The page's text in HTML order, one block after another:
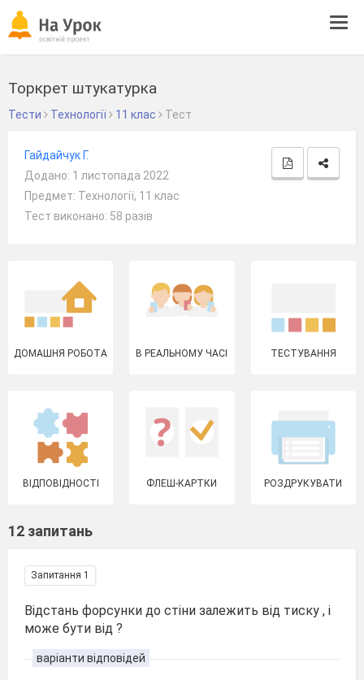
Торкрет штукатурка
Тести Технології 11 клас Тест
Гайдайчук Г.
Додано: 1 листопада 2022
Предмет: Технології, 11 клас
Тест виконано: 58 разів
ДОМАШНЯ РОБОТА В РЕАЛЬНОМУ ЧАСІ ТЕСТУВАННЯ
ВІДПОВІДНОСТІ ФЛЕШ-КАРТКИ РОЗДРУКУВАТИ
12 запитань
Запитання 1
Відстань форсунки до стіни залежить від тиску , і
може бути від ?
варіанти відповідей